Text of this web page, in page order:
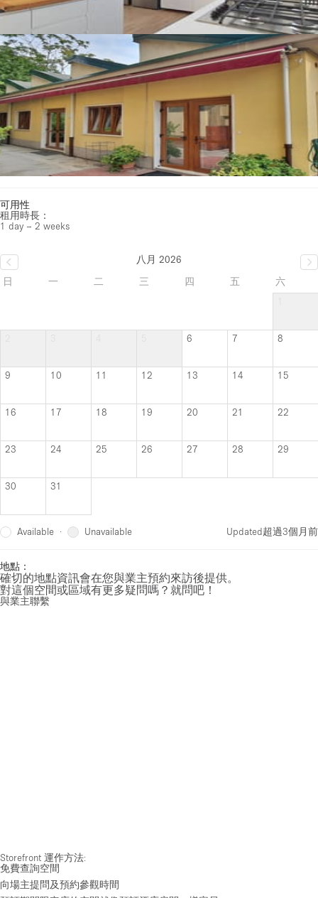
可用性
租用時長：
1 day – 2 weeks
八月 2026
日
一 二 三 四 五
六
6 7 8
9 10 11 12 13 14 15
16 17 18 19 20 21 22
23 24 25 26 27 28 29
30 31
Available · Unavailable Updated超過3個月前
地點：
確切的地點資訊會在您與業主預約來訪後提供。
對這個空間或區域有更多疑問嗎？就問吧！
與業主聯繫
Storefront 運作方法:
免費查詢空間
向場主提問及預約參觀時間